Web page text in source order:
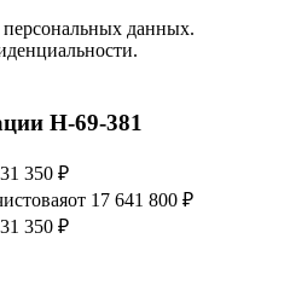
персональных данных.
Н-69-381
350 ₽
от 17 641 800 ₽
350 ₽